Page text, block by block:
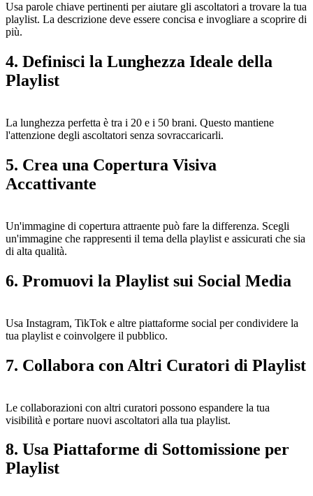
Usa parole chiave pertinenti per aiutare gli ascoltatori a trovare la tua
playlist. La descrizione deve essere concisa e invogliare a scoprire di
più.
4. Definisci la Lunghezza Ideale della
Playlist
La lunghezza perfetta è tra i 20 e i 50 brani. Questo mantiene
l'attenzione degli ascoltatori senza sovraccaricarli.
5. Crea una Copertura Visiva
Accattivante
Un'immagine di copertura attraente può fare la differenza. Scegli
un'immagine che rappresenti il tema della playlist e assicurati che sia
di alta qualità.
6. Promuovi la Playlist sui Social Media
Usa Instagram, TikTok e altre piattaforme social per condividere la
tua playlist e coinvolgere il pubblico.
7. Collabora con Altri Curatori di Playlist
Le collaborazioni con altri curatori possono espandere la tua
visibilità e portare nuovi ascoltatori alla tua playlist.
8. Usa Piattaforme di Sottomissione per
Playlist